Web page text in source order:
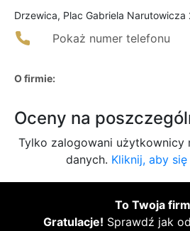
Drzewica, Plac Gabriela Narutowicza
Pokaż numer telefonu
O firmie:
Oceny na
Tylko zalogowani użytkownicy
danych. Kliknij, aby
To Twoja
Gratulacje! Sprawdź jak